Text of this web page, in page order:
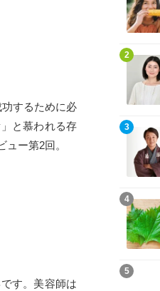
するために必
と慕われる存
ー第2回。
す。美容師は
2
3
4
5